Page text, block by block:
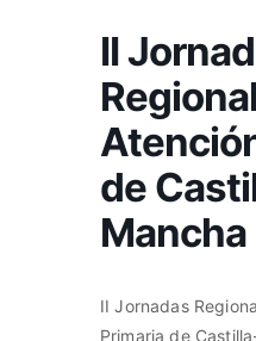
II
de
Mancha
II Jornadas
Primaria de